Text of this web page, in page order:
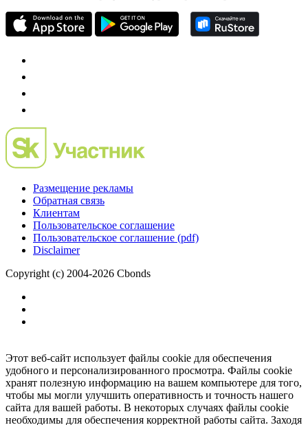
Размещение рекламы
Обратная связь
Клиентам
Пользовательское соглашение
Пользовательское соглашение (pdf)
Disclaimer
Copyright (c) 2004-2026 Cbonds
Этот веб-сайт использует файлы cookie для обеспечения
удобного и персонализированного просмотра. Файлы cookie
хранят полезную информацию на вашем компьютере для того,
чтобы мы могли улучшить оперативность и точность нашего
сайта для вашей работы. В некоторых случаях файлы cookie
необходимы для обеспечения корректной работы сайта. Заходя